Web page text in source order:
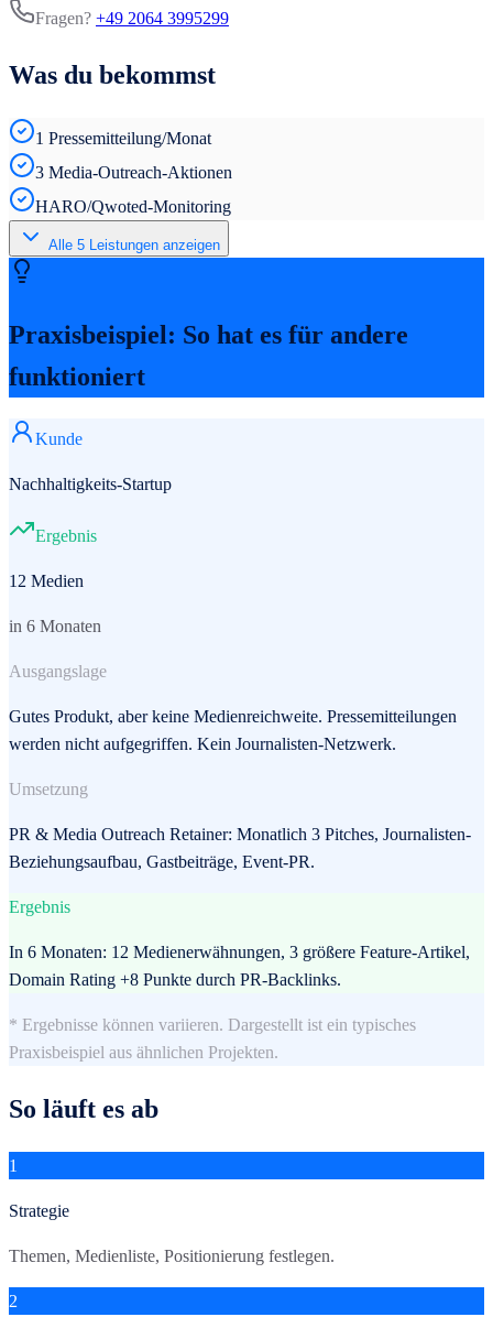
Fragen? +49 2064 3995299
Was du bekommst
1 Pressemitteilung/Monat
3 Media-Outreach-Aktionen
HARO/Qwoted-Monitoring
Alle 5 Leistungen anzeigen
Praxisbeispiel: So hat es für andere
funktioniert
Kunde
Nachhaltigkeits-Startup
Ergebnis
12 Medien
in 6 Monaten
Ausgangslage
Gutes Produkt, aber keine Medienreichweite. Pressemitteilungen
werden nicht aufgegriffen. Kein Journalisten-Netzwerk.
Umsetzung
PR & Media Outreach Retainer: Monatlich 3 Pitches, Journalisten-
Beziehungsaufbau, Gastbeiträge, Event-PR.
Ergebnis
In 6 Monaten: 12 Medienerwähnungen, 3 größere Feature-Artikel,
Domain Rating +8 Punkte durch PR-Backlinks.
* Ergebnisse können variieren. Dargestellt ist ein typisches
Praxisbeispiel aus ähnlichen Projekten.
So läuft es ab
1
Strategie
Themen, Medienliste, Positionierung festlegen.
2